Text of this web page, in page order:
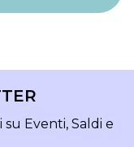
Eventi, Saldi e